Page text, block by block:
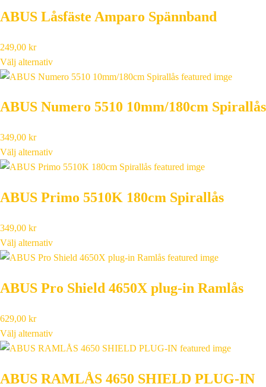
ABUS Låsfäste Amparo Spännband
249,00 kr
Välj alternativ
ABUS Numero 5510 10mm/180cm Spirallås
349,00 kr
Välj alternativ
ABUS Primo 5510K 180cm Spirallås
349,00 kr
Välj alternativ
ABUS Pro Shield 4650X plug-in Ramlås
629,00 kr
Välj alternativ
ABUS RAMLÅS 4650 SHIELD PLUG-IN